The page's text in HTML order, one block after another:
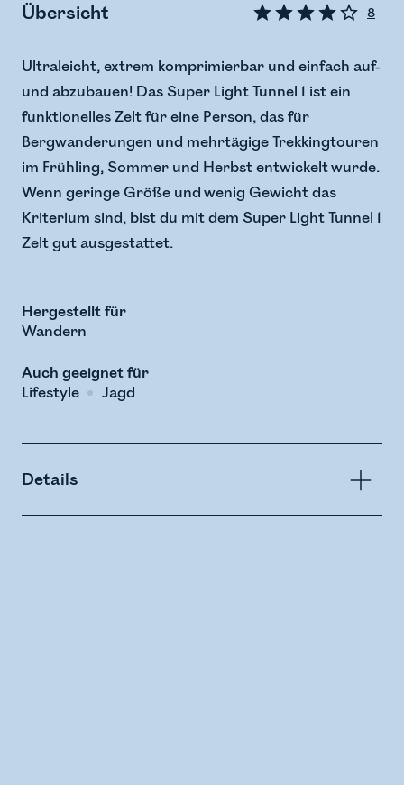
Übersicht 8
Ultraleicht, extrem komprimierbar und einfach auf-
und abzubauen! Das Super Light Tunnel 1 ist ein
funktionelles Zelt für eine Person, das für
Bergwanderungen und mehrtägige Trekkingtouren
im Frühling, Sommer und Herbst entwickelt wurde.
Wenn geringe Größe und wenig Gewicht das
Kriterium sind, bist du mit dem Super Light Tunnel 1
Zelt gut ausgestattet.
Hergestellt für
Wandern
Auch geeignet für
Lifestyle
Jagd
Details